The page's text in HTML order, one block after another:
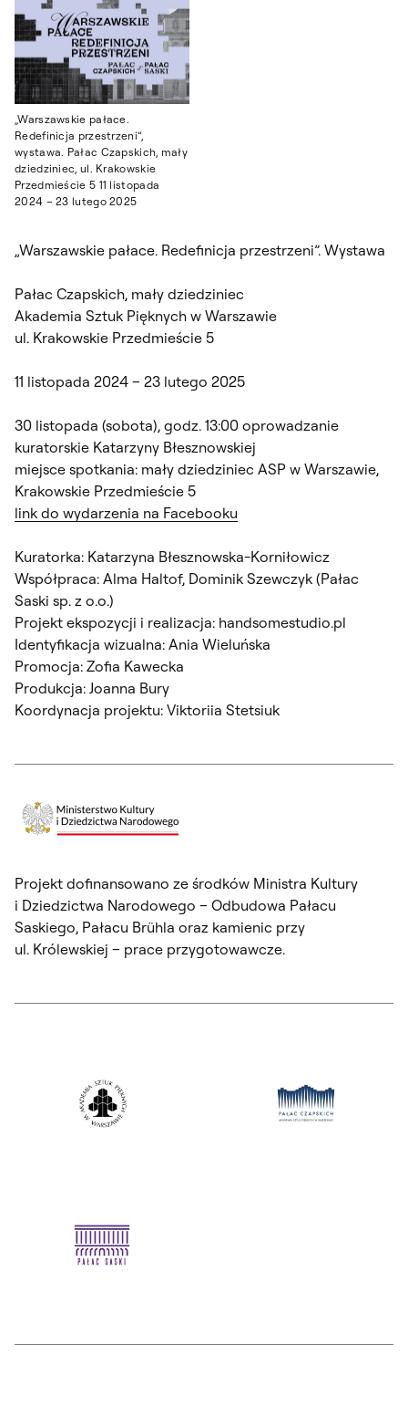
„Warszawskie pałace.
Redefinicja przestrzeni”,
wystawa. Pałac Czapskich, mały
dziedziniec, ul. Krakowskie
Przedmieście 5 11 listopada
2024 – 23 lutego 2025
„Warszawskie pałace. Redefinicja przestrzeni”. Wystawa
Pałac Czapskich, mały dziedziniec
Akademia Sztuk Pięknych w Warszawie
ul. Krakowskie Przedmieście 5
11 listopada 2024 – 23 lutego 2025
30 listopada (sobota), godz. 13:00 oprowadzanie
kuratorskie Katarzyny Błesznowskiej
miejsce spotkania: mały dziedziniec ASP w Warszawie,
Krakowskie Przedmieście 5
link do wydarzenia na Facebooku
Kuratorka: Katarzyna Błesznowska-Korniłowicz
Współpraca: Alma Haltof, Dominik Szewczyk (Pałac
Saski sp. z o.o.)
Projekt ekspozycji i realizacja: handsomestudio.pl
Identyfikacja wizualna: Ania Wieluńska
Promocja: Zofia Kawecka
Produkcja: Joanna Bury
Koordynacja projektu: Viktoriia Stetsiuk
Projekt dofinansowano ze środków Ministra Kultury
i Dziedzictwa Narodowego – Odbudowa Pałacu
Saskiego, Pałacu Brühla oraz kamienic przy
ul. Królewskiej – prace przygotowawcze.